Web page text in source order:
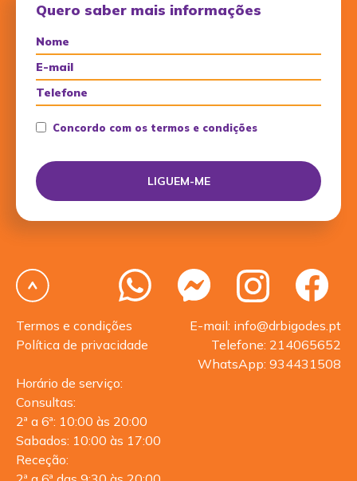
Quero saber mais informações
Concordo com os termos e condições
Termos e condições
Política de privacidade
E-mail: info@drbigodes.pt
Telefone: 214065652
WhatsApp: 934431508
Horário de serviço:
Consultas:
2ª a 6ª: 10:00 às 20:00
Sabados: 10:00 às 17:00
Receção: